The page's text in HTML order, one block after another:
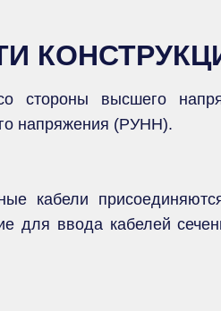
стороны высшего
напряжения (РУНН).
кабели
для ввода кабелей